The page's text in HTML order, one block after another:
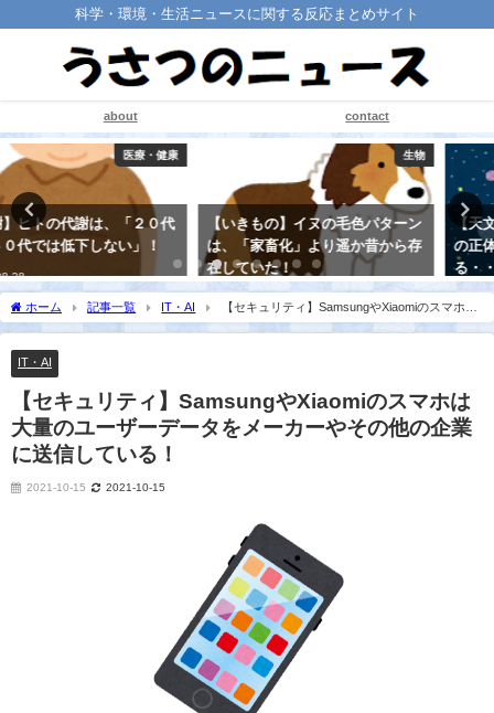
科学・環境・生活ニュースに関する反応まとめサイト
about contact
【いきもの】イヌの毛色パターン
は、「家畜化」より遥か昔から存
宇宙
【天文】ナゾの天体「踊る幽霊」
の正体に、天文学者が困惑す
る・・
ホーム 記事一覧 IT・AI
【セキュリティ】SamsungやXiaomiのスマホは
大量のユーザーデータをメーカーやその他の企業に送信している！
IT・AI
【セキュリティ】SamsungやXiaomiのスマホは
大量のユーザーデータをメーカーやその他の企業
に送信している！
2021-10-15 2021-10-15